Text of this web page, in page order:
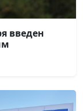
введен